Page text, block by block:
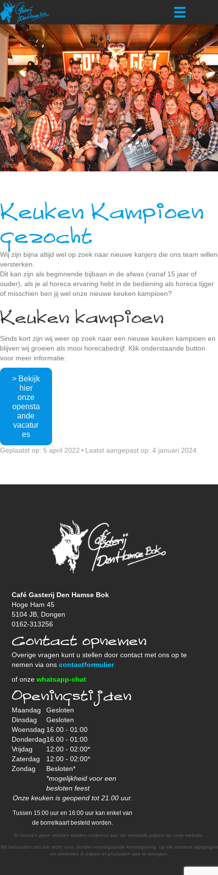
Keuken Kampioen
gezocht
Wij zijn bijna altijd wel op zoek naar nieuwe kanjers die ons team willen
versterken.
Dit kan zijn als beginnende bijbaan in de afwas (vanaf 15 jaar of
ouder), als je al horeca ervaring hebt in de bediening als horeca tijger
of misschien ben jij wel onze nieuwe keuken kampioen?
Keuken kampioen
Sinds kort zijn wij weer op zoek naar een nieuwe keuken kampioen en
blijven wij groeien als mooi horecabedrijf. Klik onderstaande button
voor meer informatie:
> Bekijk
hier
onze
opensta
ande
vacatur
es
Geplaatst op: 5 april 2022 • Laatst aangepast op: 4 januari 2024
Café Gasterij Den Hamse Bok
Hoge Ham 45
5104 JB, Dongen
0162-313256
Contact opnemen
Overige vragen kunt u stellen door contact met ons op te
nemen via ons contactformulier
of onze whatsapp-chat
Openingstijden
Maandag
Gesloten
Dinsdag
Gesloten
Woensdag 16.00 - 01:00
Donderdag16.00 - 01:00
Vrijdag
12:00 - 02:00*
Zaterdag
12:00 - 02:00*
Zondag
Besloten*
*mogelijkheid voor een
besloten feest
Onze keuken is geopend tot 21.00 uur.
Tussen 15:00 uur en 16:00 uur kan enkel van
de borrelkaart besteld worden.
Er kunnen geen rechten worden ontleend aan de vermelde prijzen op onze website.
Wij behouden ons het recht voor, zonder voorafgaande kennisgeving, op elk moment wijzigingen
en correcties in prijzen of producten aan te brengen.